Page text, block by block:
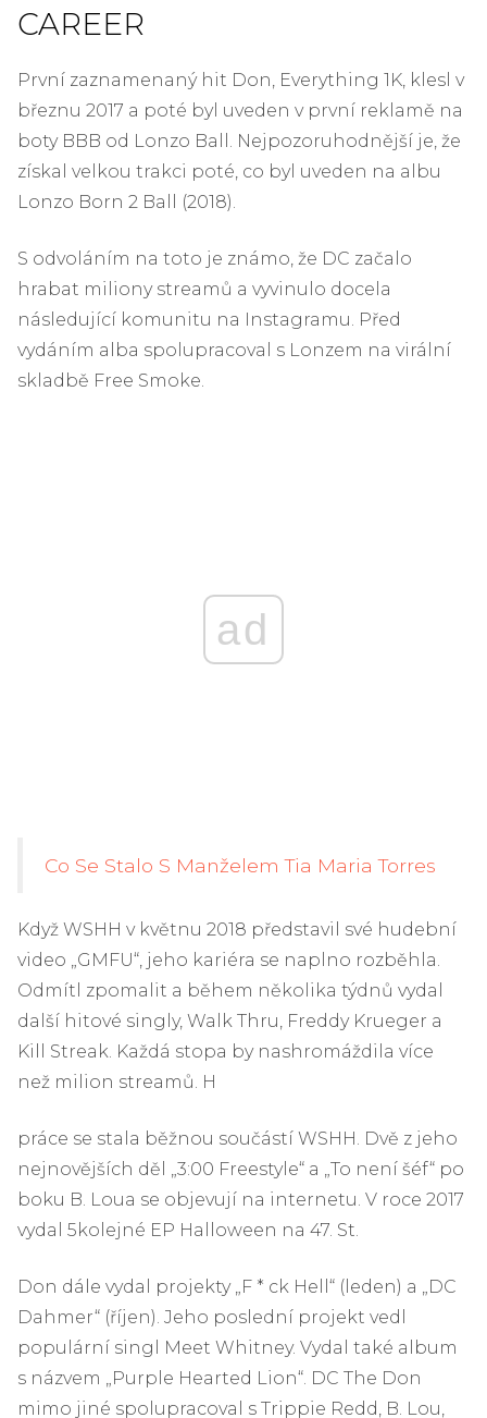
CAREER
První zaznamenaný hit Don, Everything 1K, klesl v
březnu 2017 a poté byl uveden v první reklamě na
boty BBB od Lonzo Ball. Nejpozoruhodnější je, že
získal velkou trakci poté, co byl uveden na albu
Lonzo Born 2 Ball (2018).
S odvoláním na toto je známo, že DC začalo
hrabat miliony streamů a vyvinulo docela
následující komunitu na Instagramu. Před
vydáním alba spolupracoval s Lonzem na virální
skladbě Free Smoke.
ad
Co Se Stalo S Manželem Tia Maria Torres
Když WSHH v květnu 2018 představil své hudební
video „GMFU“, jeho kariéra se naplno rozběhla.
Odmítl zpomalit a během několika týdnů vydal
další hitové singly, Walk Thru, Freddy Krueger a
Kill Streak. Každá stopa by nashromáždila více
než milion streamů. H
práce se stala běžnou součástí WSHH. Dvě z jeho
nejnovějších děl „3:00 Freestyle“ a „To není šéf“ po
boku B. Loua se objevují na internetu. V roce 2017
vydal 5kolejné EP Halloween na 47. St.
Don dále vydal projekty „F * ck Hell“ (leden) a „DC
Dahmer“ (říjen). Jeho poslední projekt vedl
populární singl Meet Whitney. Vydal také album
s názvem „Purple Hearted Lion“. DC The Don
mimo jiné spolupracoval s Trippie Redd, B. Lou,